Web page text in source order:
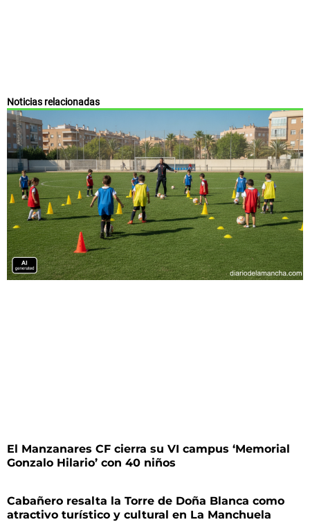
Noticias relacionadas
El Manzanares CF cierra su VI campus ‘Memorial
Gonzalo Hilario’ con 40 niños
Cabañero resalta la Torre de Doña Blanca como
atractivo turístico y cultural en La Manchuela